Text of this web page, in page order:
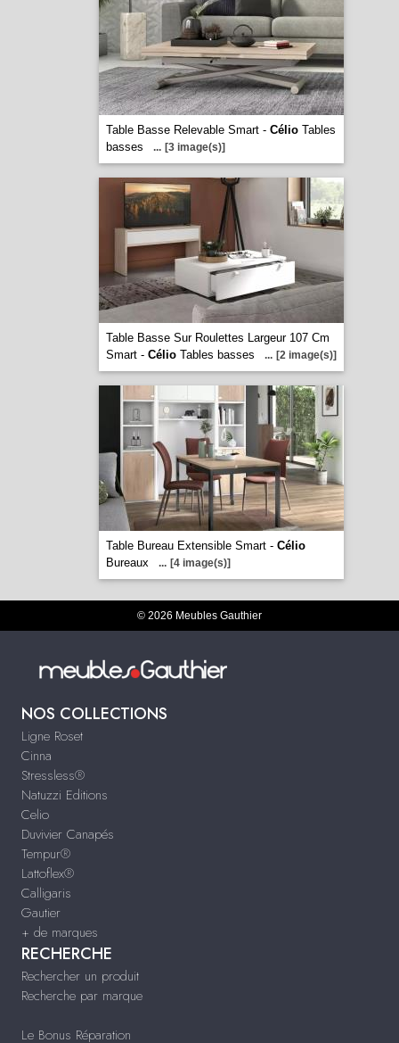
Table Basse Relevable Smart - CélioTables
basses
... [3 image(s)]
Table Basse Sur Roulettes Largeur 107 Cm
Smart - CélioTables basses ... [2 image(s)]
Table Bureau Extensible Smart - Célio
Bureaux
... [4 image(s)]
© 2026 Meubles Gauthier
NOS COLLECTIONS
Ligne Roset
Cinna
Stressless®
Natuzzi Editions
Celio
Duvivier Canapés
Tempur®
Lattoflex®
Calligaris
Gautier
+ de marques
RECHERCHE
Rechercher un produit
Recherche par marque
Le Bonus Réparation